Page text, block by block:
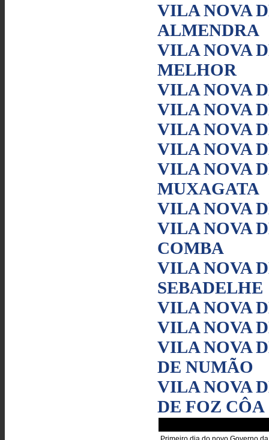
VILA NOVA
ALMENDRA
VILA NOVA
MELHOR
VILA NOVA
VILA NOVA
VILA NOVA
VILA NOVA
VILA NOVA
MUXAGATA
VILA NOVA
VILA NOVA
COMBA
VILA NOVA
SEBADELHE
VILA NOVA
VILA NOVA
VILA NOVA
DE NUMÃO
VILA NOVA
DE FOZ CÔA